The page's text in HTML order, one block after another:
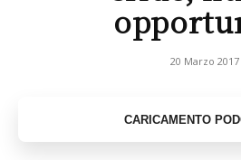
20 Marzo 2017